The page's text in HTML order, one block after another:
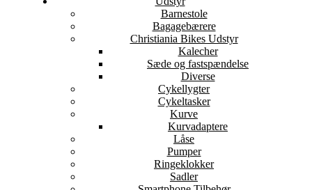
Barnestole
Bagagebærere
Christiania Bikes Udstyr
Kalecher
Sæde og fastspændelse
Diverse
Cykellygter
Cykeltasker
Kurve
Kurvadaptere
Låse
Pumper
Ringeklokker
Sadler